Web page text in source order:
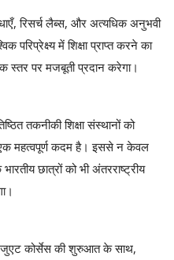
रिसर्च लैब्स, और अत्यधिक अनुभवी
परिप्रेक्ष्य में शिक्षा प्राप्त करने का
स्तर पर मजबूती प्रदान करेगा।
तकनीकी शिक्षा संस्थानों को
महत्वपूर्ण कदम है। इससे न केवल
छात्रों को भी अंतरराष्ट्रीय
कोर्सेस की शुरुआत के साथ,